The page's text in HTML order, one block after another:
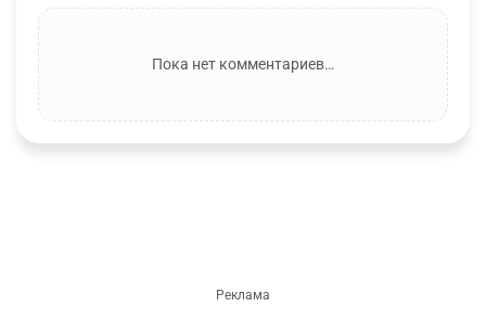
Пока нет комментариев…